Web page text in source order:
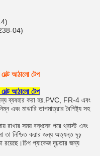
04)
আঠালো টেপ
আঠালো টেপ
ব্যবহার করা হয়.PVC, FR-4 এবং
মাঝারি তাপমাত্রার বৈশিষ্ট্য সহ
রাখার সময় বন্ধনের পরে থ্রাস্ট এবং
তা নিশ্চিত করার জন্য অত্যন্ত দৃঢ়
রয়েছে।চিপ প্যাকেজ দৃঢ়তার জন্য